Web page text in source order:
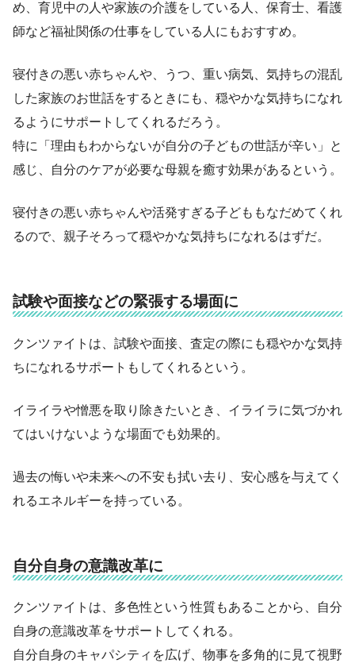
め、育児中の人や家族の介護をしている人、保育士、看護
師など福祉関係の仕事をしている人にもおすすめ。
寝付きの悪い赤ちゃんや、うつ、重い病気、気持ちの混乱
した家族のお世話をするときにも、穏やかな気持ちになれ
るようにサポートしてくれるだろう。
特に「理由もわからないが自分の子どもの世話が辛い」と
感じ、自分のケアが必要な母親を癒す効果があるという。
寝付きの悪い赤ちゃんや活発すぎる子どももなだめてくれ
るので、親子そろって穏やかな気持ちになれるはずだ。
試験や面接などの緊張する場面に
クンツァイトは、試験や面接、査定の際にも穏やかな気持
ちになれるサポートもしてくれるという。
イライラや憎悪を取り除きたいとき、イライラに気づかれ
てはいけないような場面でも効果的。
過去の悔いや未来への不安も拭い去り、安心感を与えてく
れるエネルギーを持っている。
自分自身の意識改革に
クンツァイトは、多色性という性質もあることから、自分
自身の意識改革をサポートしてくれる。
自分自身のキャパシティを広げ、物事を多角的に見て視野